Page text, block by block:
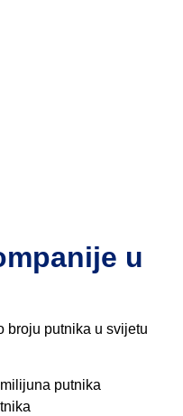
u
broju putnika u svijetu
putnika